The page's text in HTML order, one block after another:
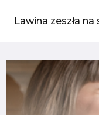
Lawina zeszła